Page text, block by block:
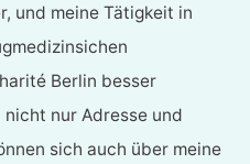
und meine Tätigkeit in
Berlin besser
nur Adresse und
sich auch über meine